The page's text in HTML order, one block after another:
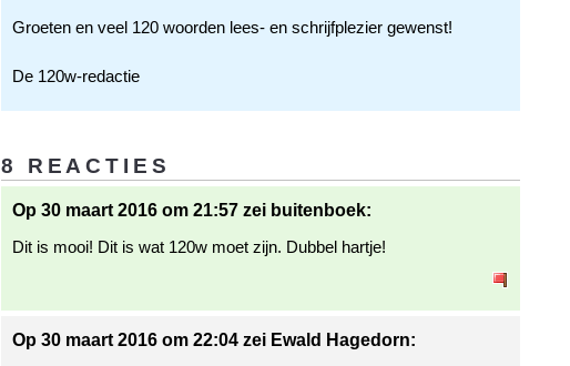
Groeten en veel 120 woorden lees- en schrijfplezier gewenst!
De 120w-redactie
8 REACTIES
Op 30 maart 2016 om 21:57 zei buitenboek:
Dit is mooi! Dit is wat 120w moet zijn. Dubbel hartje!
Op 30 maart 2016 om 22:04 zei Ewald Hagedorn: